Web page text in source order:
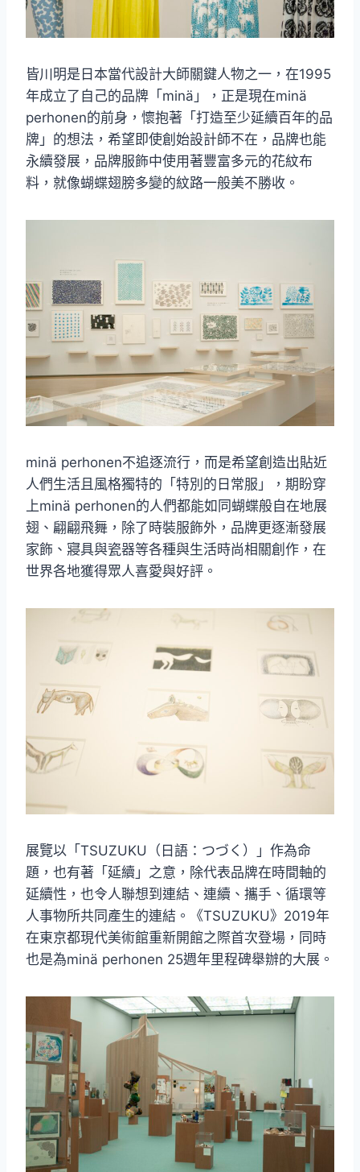
皆川明是日本當代設計大師關鍵人物之一，在1995
年成立了自己的品牌「minä」，正是現在minä
perhonen的前身，懷抱著「打造至少延續百年的品
牌」的想法，希望即使創始設計師不在，品牌也能
永續發展，品牌服飾中使用著豐富多元的花紋布
料，就像蝴蝶翅膀多變的紋路一般美不勝收。
minä perhonen不追逐流行，而是希望創造出貼近
人們生活且風格獨特的「特別的日常服」，期盼穿
上minä perhonen的人們都能如同蝴蝶般自在地展
翅、翩翩飛舞，除了時裝服飾外，品牌更逐漸發展
家飾、寢具與瓷器等各種與生活時尚相關創作，在
世界各地獲得眾人喜愛與好評。
展覽以「TSUZUKU（日語：つづく）」作為命
題，也有著「延續」之意，除代表品牌在時間軸的
延續性，也令人聯想到連結、連續、攜手、循環等
人事物所共同產生的連結。《TSUZUKU》2019年
在東京都現代美術館重新開館之際首次登場，同時
也是為minä perhonen 25週年里程碑舉辦的大展。